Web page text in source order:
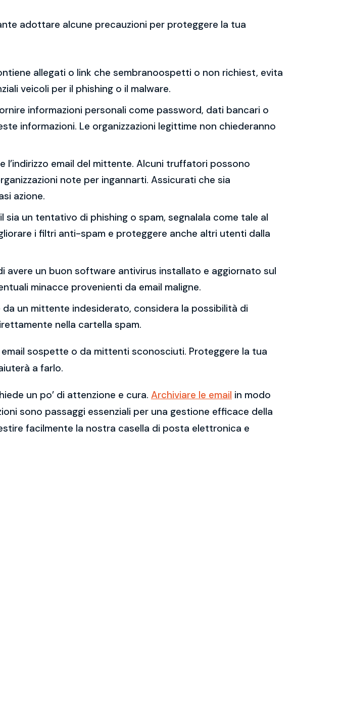
adottare alcune precauzioni per proteggere la tua
allegati o link che sembranoospetti o non richiest, evita
veicoli per il phishing o il malware.
informazioni personali come password, dati bancari o
informazioni. Le organizzazioni legittime non chiederanno
l’indirizzo email del mittente. Alcuni truffatori possono
note per ingannarti. Assicurati che sia
azione.
sia un tentativo di phishing o spam, segnalala come tale al
i filtri anti-spam e proteggere anche altri utenti dalla
avere un buon software antivirus installato e aggiornato sul
minacce provenienti da email maligne.
da un mittente indesiderato, considera la possibilità di
nella cartella spam.
sospette o da mittenti sconosciuti. Proteggere la tua
a farlo.
un po’ di attenzione e cura. Archiviare le email in modo
sono passaggi essenziali per una gestione efficace della
facilmente la nostra casella di posta elettronica e